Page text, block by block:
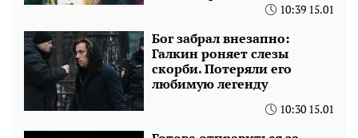
10:39 15.01
Бог забрал внезапно:
Галкин роняет слезы
скорби. Потеряли его
любимую легенду
10:30 15.01